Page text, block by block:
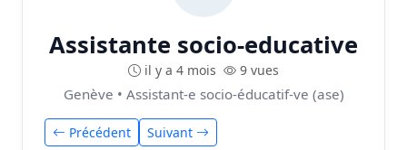
Assistante socio-educative
il y a 4 mois 9 vues
Genève • Assistant-e socio-éducatif-ve (ase)
Précédent Suivant